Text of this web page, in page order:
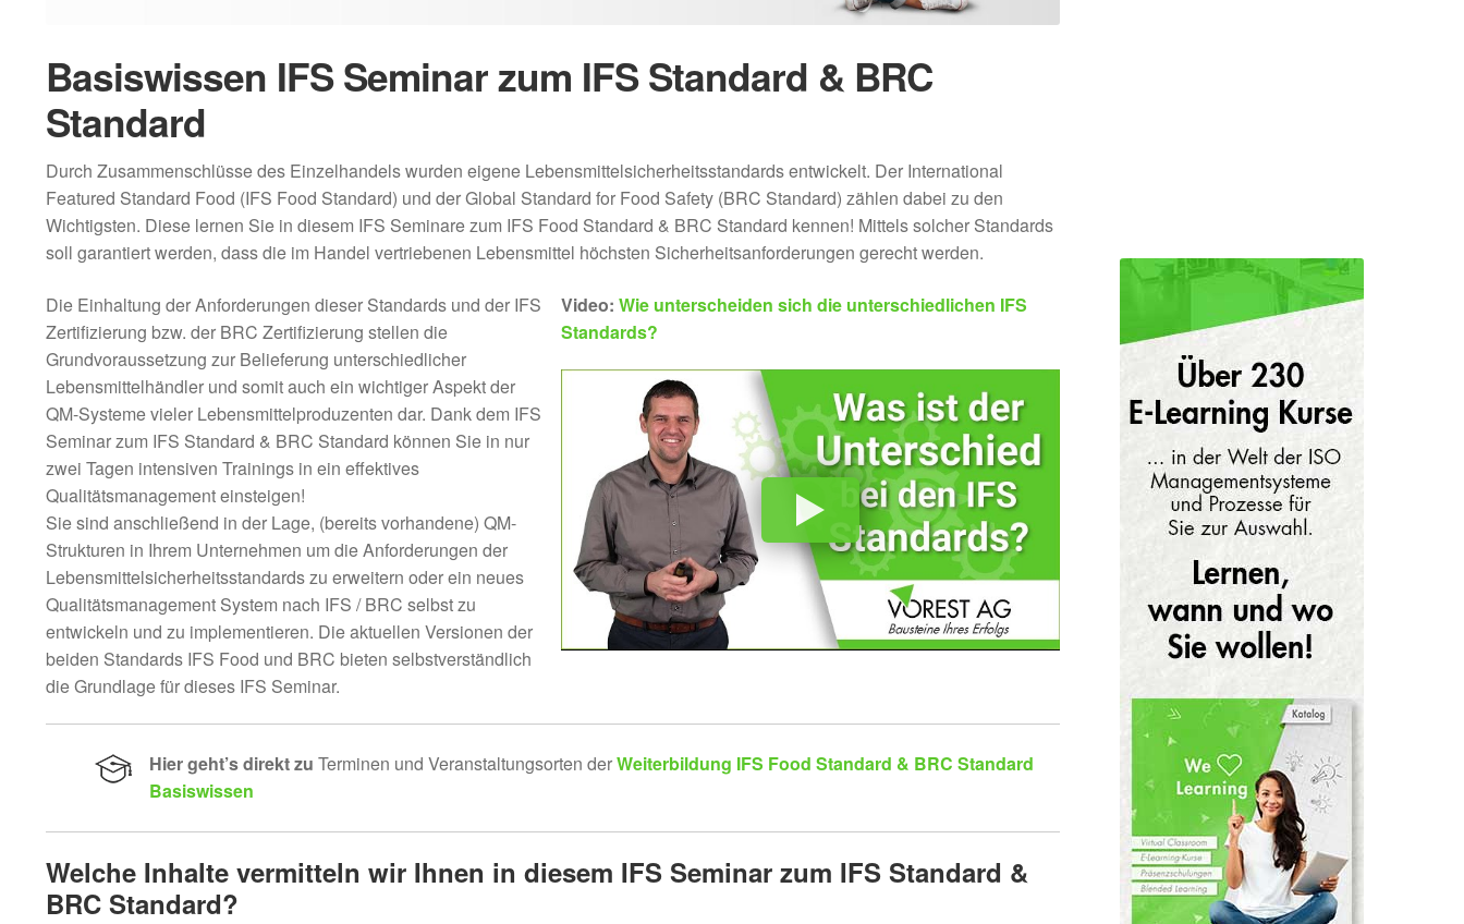
Basiswissen IFS Seminar zum IFS Standard & BRC
Standard
Durch Zusammenschlüsse des Einzelhandels wurden eigene Lebensmittelsicherheitsstandards entwickelt. Der International
Featured Standard Food (IFS Food Standard) und der Global Standard for Food Safety (BRC Standard) zählen dabei zu den
Wichtigsten. Diese lernen Sie in diesem IFS Seminare zum IFS Food Standard & BRC Standard kennen! Mittels solcher Standards
soll garantiert werden, dass die im Handel vertriebenen Lebensmittel höchsten Sicherheitsanforderungen gerecht werden.
Die Einhaltung der Anforderungen dieser Standards und der IFS
Zertifizierung bzw. der BRC Zertifizierung stellen die
Grundvoraussetzung zur Belieferung unterschiedlicher
Lebensmittelhändler und somit auch ein wichtiger Aspekt der
QM-Systeme vieler Lebensmittelproduzenten dar. Dank dem IFS
Seminar zum IFS Standard & BRC Standard können Sie in nur
zwei Tagen intensiven Trainings in ein effektives
Qualitätsmanagement einsteigen!
Sie sind anschließend in der Lage, (bereits vorhandene) QM-
Strukturen in Ihrem Unternehmen um die Anforderungen der
Lebensmittelsicherheitsstandards zu erweitern oder ein neues
Qualitätsmanagement System nach IFS / BRC selbst zu
entwickeln und zu implementieren. Die aktuellen Versionen der
beiden Standards IFS Food und BRC bieten selbstverständlich
die Grundlage für dieses IFS Seminar.
Video:Wie unterscheiden sich die unterschiedlichen IFS
Standards?
Hier geht’s direkt zu Terminen und Veranstaltungsorten derWeiterbildung IFS Food Standard & BRC Standard
Basiswissen
Welche Inhalte vermitteln wir Ihnen in diesem IFS Seminar zum IFS Standard &
BRC Standard?